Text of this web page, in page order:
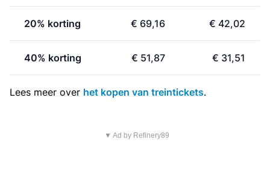
20% korting € 69,16 € 42,02
40% korting € 51,87 € 31,51
Lees meer over het kopen van treintickets.
▼ Ad by Refinery89